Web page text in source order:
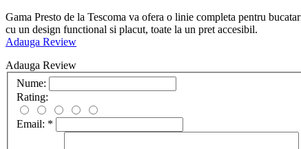
Gama Presto de la Tescoma va ofera o linie completa pentru
cu un design functional si placut, toate la un pret accesibil.
Adauga Review
Adauga Review
Nume:
Rating:
Email: *